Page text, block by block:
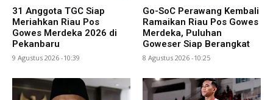
31 Anggota TGC Siap
Meriahkan Riau Pos
Gowes Merdeka 2026 di
Pekanbaru
9 Agustus 2026 -10:39
Go-SoC Perawang Kembali
Ramaikan Riau Pos Gowes
Merdeka, Puluhan
Goweser Siap Berangkat
8 Agustus 2026 -10:25